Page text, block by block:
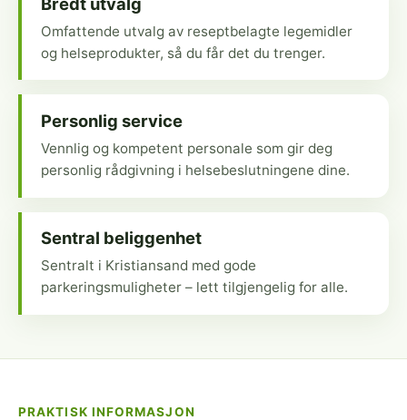
Omfattende utvalg av reseptbelagte legemidler
og helseprodukter, så du får det du trenger.
Personlig service
Vennlig og kompetent personale som gir deg
personlig rådgivning i helsebeslutningene dine.
Sentral beliggenhet
Sentralt i Kristiansand med gode
parkeringsmuligheter – lett tilgjengelig for alle.
PRAKTISK INFORMASJON